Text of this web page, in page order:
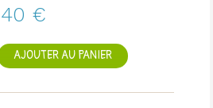
40 €
AJOUTER AU PANIER